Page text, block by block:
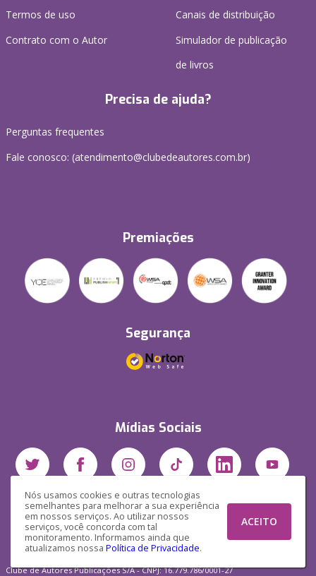
Nós usamos cookies e outras tecnologias
semelhantes para melhorar a sua experiência
em nossos serviços. Ao utilizar nossos
serviços, você concorda com tal
monitoramento. Informamos ainda que
atualizamos nossa Política de Privacidade.
ACEITO
Termos de uso
Contrato com o Autor
Canais de distribuição
Simulador de publicação
de livros
Precisa de ajuda?
Perguntas frequentes
Fale conosco: (atendimento@clubedeautores.com.br)
Premiações
Segurança
Mídias Sociais
Clube de Autores Publicações S/A - CNPJ: 16.779.786/0001-27